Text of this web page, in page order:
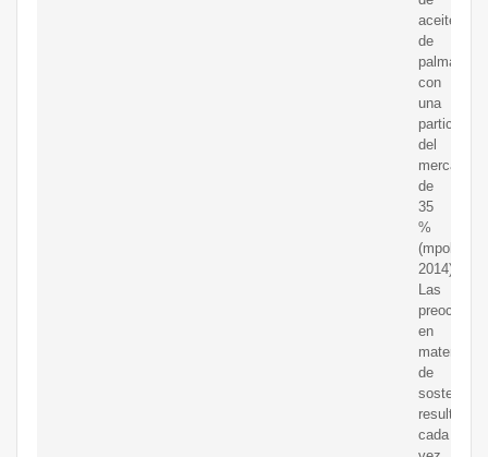
aceite
de
palma,
con
una
del
mercado
de
35
%
(mpob,
2014).
Las
en
materia
de
resultan
cada